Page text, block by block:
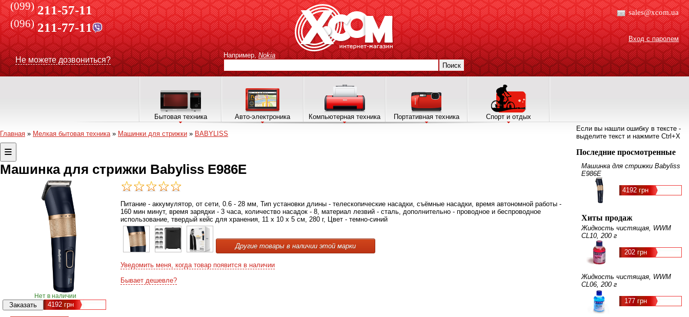
(099) 211-57-11
(096)211-77-11
Не можете дозвониться?
sales@xcom.ua
Вход с паролем
Например, Nokia
Поиск
Бытовая техника Авто-электроника Компьютерная техника Портативная техника Спорт и отдых
Главная » Мелкая бытовая техника» Машинки для стрижки » BABYLISS
Машинка для стрижки Babyliss E986E
Нет в наличии
4192 грн
Питание - аккумулятор, от сети, 0.6 - 28 мм, Тип установки длины - телескопические насадки, съёмные насадки, время автономной работы -
160 мин минут, время зарядки - 3 часа, количество насадок - 8, материал лезвий - сталь, дополнительно - проводное и беспроводное
использование, твердый кейс для хранения, 11 x 10 x 5 см, 280 г, Цвет - темно-синий
Другие товары в наличии этой марки
Уведомить меня, когда товар появится в наличии
Бывает дешевле?
Если вы нашли ошибку в тексте -
выделите текст и нажмите Ctrl+X
Последние просмотренные
Машинка для стрижки Babyliss
E986E
4192 грн
Хиты продаж
Жидкость чистящая, WWM
CL10, 200 г
202 грн
Жидкость чистящая, WWM
CL06, 200 г
177 грн